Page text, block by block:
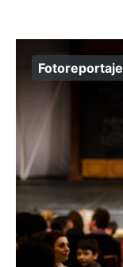
Fotoreportaje